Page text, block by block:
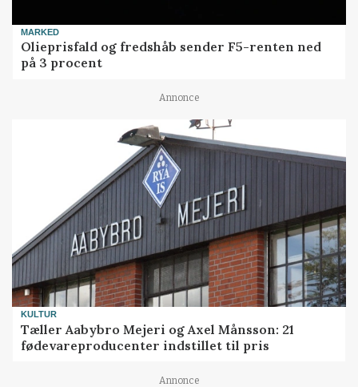
MARKED
Olieprisfald og fredshåb sender F5-renten ned
på 3 procent
Annonce
KULTUR
Tæller Aabybro Mejeri og Axel Månsson: 21
fødevareproducenter indstillet til pris
Annonce